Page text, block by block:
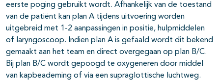
eerste poging gebruikt wordt. Afhankelijk van de toestand
van de patiënt kan plan A tijdens uitvoering worden
uitgebreid met 1-2 aanpassingen in positie, hulpmiddelen
of laryngoscoop. Indien plan A is gefaald wordt dit bekend
gemaakt aan het team en direct overgegaan op plan B/C.
Bij plan B/C wordt gepoogd te oxygeneren door middel
van kapbeademing of via een supraglottische luchtweg.